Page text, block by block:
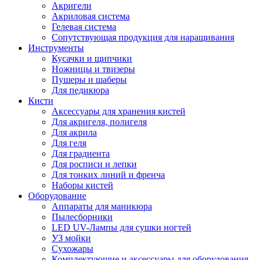
Акригели
Акриловая система
Гелевая система
Сопутствующая продукция для наращивания
Инструменты
Кусачки и щипчики
Ножницы и твизеры
Пушеры и шаберы
Для педикюра
Кисти
Аксессуары для хранения кистей
Для акригеля, полигеля
Для акрила
Для геля
Для градиента
Для росписи и лепки
Для тонких линий и френча
Наборы кистей
Оборудование
Аппараты для маникюра
Пылесборники
LED UV-Лампы для сушки ногтей
УЗ мойки
Сухожары